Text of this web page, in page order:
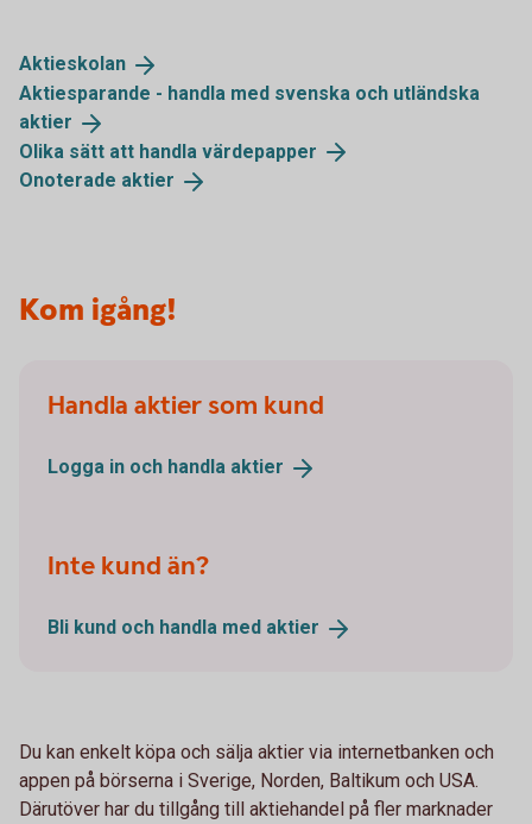
Aktieskolan
Aktiesparande - handla med svenska och utländska
aktier
Olika sätt att handla värdepapper
Onoterade aktier
Kom igång!
Handla aktier som kund
Logga in och handla aktier
Inte kund än?
Bli kund och handla med aktier
Du kan enkelt köpa och sälja aktier via internetbanken och
appen på börserna i Sverige, Norden, Baltikum och USA.
Därutöver har du tillgång till aktiehandel på fler marknader